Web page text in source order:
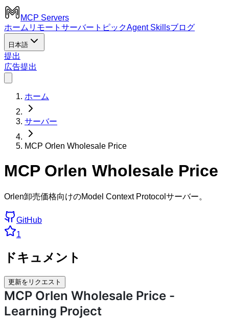
MCP Servers
ホーム リモートサーバー トピックAgent Skillsブログ
日本語
提出
広告提出
ホーム
サーバー
MCP Orlen Wholesale Price
MCP Orlen Wholesale Price
Orlen卸売価格向けのModel Context Protocolサーバー。
GitHub
1
ドキュメント
更新をリクエスト
MCP Orlen Wholesale Price -
Learning Project